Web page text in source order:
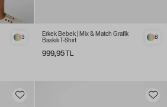
3
Erkek Bebek | Mix & Match Grafik
Baskılı T-Shirt
999,95 TL
8